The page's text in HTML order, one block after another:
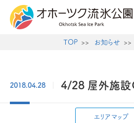
TOP お知らせ
2018.04.28 4/28 屋外施設Ｏ
エリアマップ